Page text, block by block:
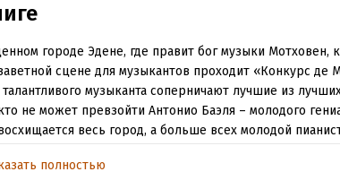
городе Эдене, где правит бог музыки Мотховен,
сцене для музыкантов проходит «Конкурс де
талантливого музыканта соперничают лучшие из
не может превзойти Антонио Баэля – молодого
весь город, а больше всех молодой
у него есть лишь одна цель, известная только ему, и
полностью